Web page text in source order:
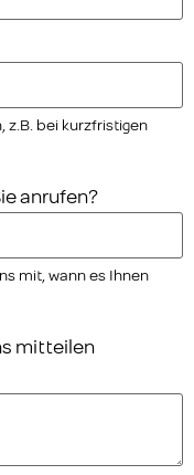
z.B. bei kurzfristigen
anrufen?
mit, wann es Ihnen
mitteilen